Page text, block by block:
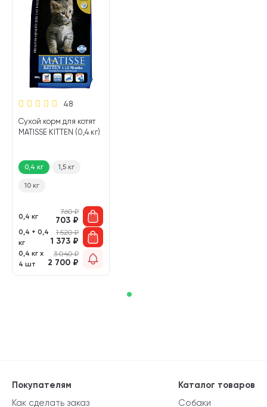
48
Сухой корм для котят
MATISSE KITTEN (0,4 кг)
0,4 кг 1,5 кг
10 кг
0,4 кг
760₽
703 ₽
0,4 + 0,4
кг
1 520₽
1 373 ₽
0,4 кг х
4 шт
3 040₽
2 700 ₽
Каталог товаров
Собаки
Покупателям
Как сделать заказ